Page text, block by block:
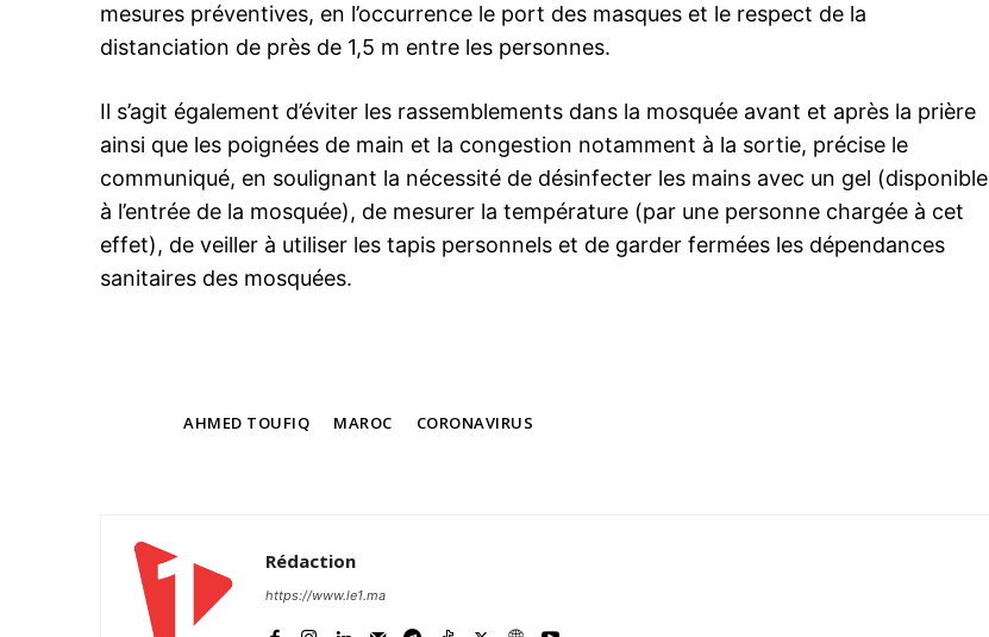
le1.ma
S'ABONNER MAINTENANT
mesures préventives, en l’occurrence le port des masques et le respect de la
distanciation de près de 1,5 m entre les personnes.
Il s’agit également d’éviter les rassemblements dans la mosquée avant et après la prière
ainsi que les poignées de main et la congestion notamment à la sortie, précise le
communiqué, en soulignant la nécessité de désinfecter les mains avec un gel (disponible
à l’entrée de la mosquée), de mesurer la température (par une personne chargée à cet
effet), de veiller à utiliser les tapis personnels et de garder fermées les dépendances
sanitaires des mosquées.
AHMED TOUFIQ MAROC CORONAVIRUS
Rédaction
https://www.le1.ma